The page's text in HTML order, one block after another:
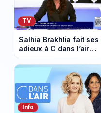
TV
Salhia Brakhlia fait ses
adieux à C dans l’air
avant de rejoindre
Quotidien (VIDEO)
Info